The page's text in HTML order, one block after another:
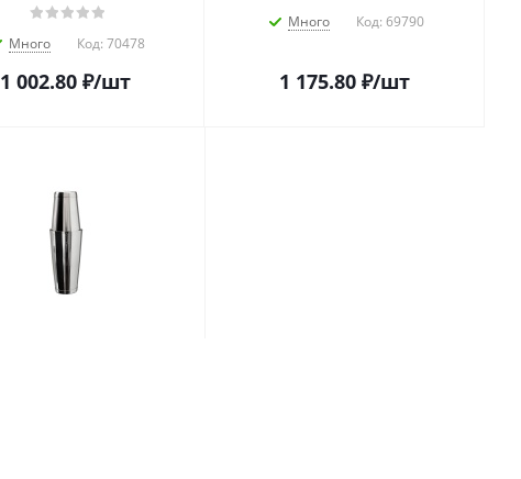
Много Код: 70478
1 002.80 ₽/шт
Много Код: 69790
1 175.80 ₽/шт